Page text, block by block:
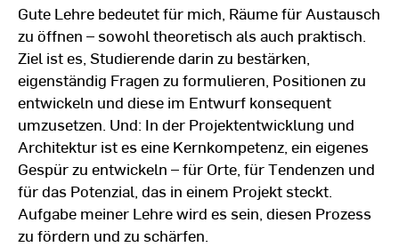
Gute Lehre bedeutet für mich, Räume für Austausch
zu öffnen – sowohl theoretisch als auch praktisch.
Ziel ist es, Studierende darin zu bestärken,
eigenständig Fragen zu formulieren, Positionen zu
entwickeln und diese im Entwurf konsequent
umzusetzen. Und: In der Projektentwicklung und
Architektur ist es eine Kernkompetenz, ein eigenes
Gespür zu entwickeln – für Orte, für Tendenzen und
für das Potenzial, das in einem Projekt steckt.
Aufgabe meiner Lehre wird es sein, diesen Prozess
zu fördern und zu schärfen.